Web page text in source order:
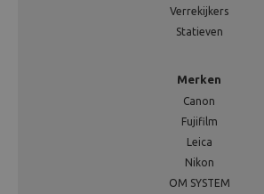
Verrekijkers
Statieven
Merken
Canon
Fujifilm
Leica
Nikon
OM SYSTEM